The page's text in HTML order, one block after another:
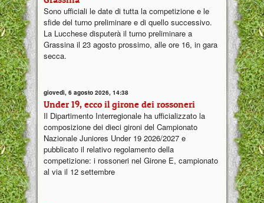
Sono ufficiali le date di tutta la competizione e le
sfide del turno preliminare e di quello successivo.
La Lucchese disputerà il turno preliminare a
Grassina il 23 agosto prossimo, alle ore 16, in gara
secca.
giovedì, 6 agosto 2026, 14:38
Under 19, ecco il girone dei rossoneri
Il Dipartimento Interregionale ha ufficializzato la
composizione dei dieci gironi del Campionato
Nazionale Juniores Under 19 2026/2027 e
pubblicato il relativo regolamento della
competizione: i rossoneri nel Girone E, campionato
al via il 12 settembre